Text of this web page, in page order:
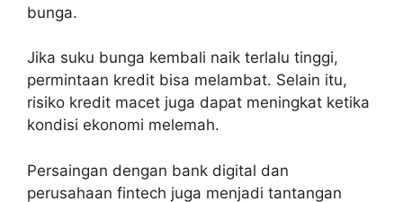
bunga.
Jika suku bunga kembali naik terlalu tinggi,
permintaan kredit bisa melambat. Selain itu,
risiko kredit macet juga dapat meningkat ketika
kondisi ekonomi melemah.
Persaingan dengan bank digital dan
perusahaan fintech juga menjadi tantangan